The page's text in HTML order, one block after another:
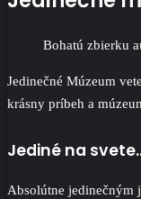
Bohatú zbierku
Jedinečné Múzeum
krásny príbeh a
Jediné na
Absolútne jedinečným